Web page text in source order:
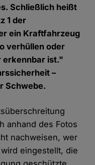
Schließlich heißt
1 der
ein Kraftfahrzeug
verhüllen oder
erkennbar ist."
–
Schwebe.
anhand des Fotos
nachweisen, wer
eingestellt, die